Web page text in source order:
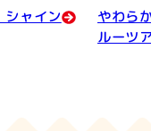
ャイン やわら
ルーツ